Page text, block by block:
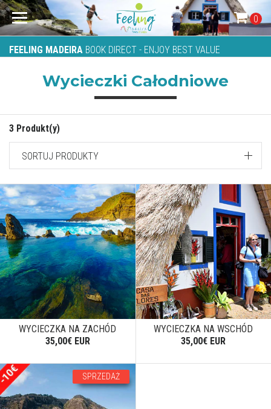
FEELING MADEIRA BOOK DIRECT - ENJOY BEST VALUE
0
Wycieczki Całodniowe
3 Produkt(y)
SORTUJ PRODUKTY
WYCIECZKA NA ZACHÓD
35,00€ EUR
WYCIECZKA NA WSCHÓD
35,00€ EUR
SPRZEDAŻ